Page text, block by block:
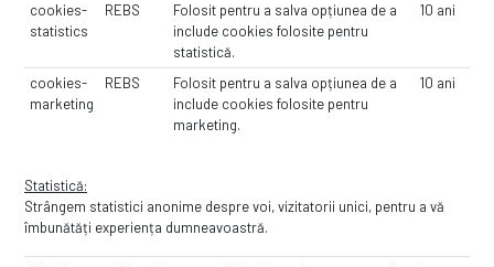
cookies-
statistics
REBS
Folosit pentru a salva opțiunea de a
include cookies folosite pentru
statistică.
10 ani
cookies-
marketing
REBS
Folosit pentru a salva opțiunea de a
include cookies folosite pentru
marketing.
10 ani
Statistică:
Strângem statistici anonime despre voi, vizitatorii unici, pentru a vă
îmbunătăți experiența dumneavoastră.